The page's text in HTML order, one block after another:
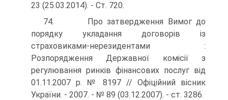
23 (25.03.2014). - Ст. 720.
74. Про затвердження Вимог до
порядку укладання договорів із
страховиками-нерезидентами :
Розпорядження Державної комісії з
регулювання ринків фінансових послуг від
01.11.2007 р. № 8197 // Офіційний вісник
України. - 2007. - № 89 (03.12.2007). - ст. 3286.